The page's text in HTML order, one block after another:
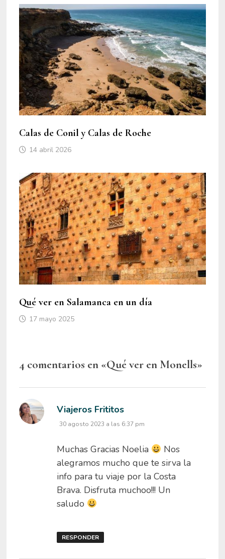
Calas de Conil y Calas de Roche
14 abril 2026
Qué ver en Salamanca en un día
17 mayo 2025
4 comentarios en «Qué ver en Monells»
Viajeros Frititosdice:
30 agosto 2023 a las 6:37 pm
Muchas Gracias Noelia
Nos
alegramos mucho que te sirva la
info para tu viaje por la Costa
Brava. Disfruta muchoo!!! Un
saludo
RESPONDER